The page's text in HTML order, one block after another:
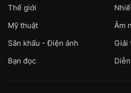
Thế giới
Mỹ thuật
Âm
Sân khấu - Điện ảnh
Giải
Bạn đọc